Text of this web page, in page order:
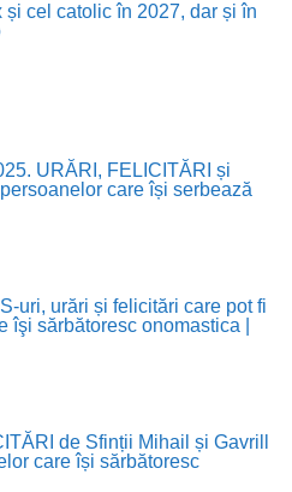
cel catolic în 2027, dar și în
URĂRI, FELICITĂRI și
care își serbează
uri, urări și felicitări care pot fi
sărbătoresc onomastica |
de Sfinții Mihail și Gavrill
care își sărbătoresc